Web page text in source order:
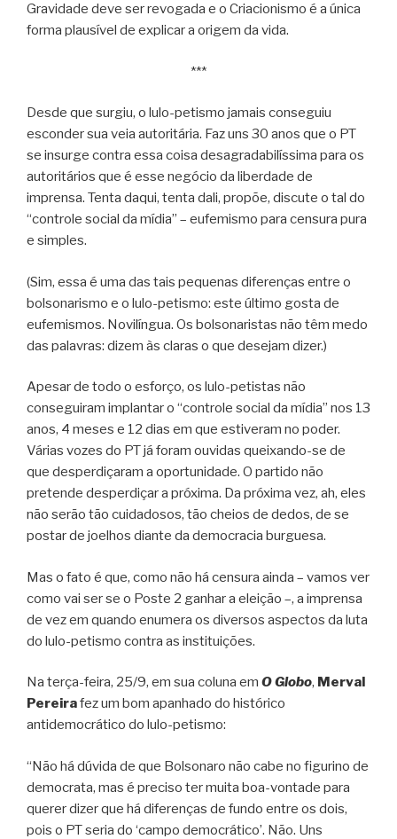
Gravidade deve ser revogada e o Criacionismo é a única
forma plausível de explicar a origem da vida.
***
Desde que surgiu, o lulo-petismo jamais conseguiu
esconder sua veia autoritária. Faz uns 30 anos que o PT
se insurge contra essa coisa desagradabilíssima para os
autoritários que é esse negócio da liberdade de
imprensa. Tenta daqui, tenta dali, propõe, discute o tal do
“controle social da mídia” – eufemismo para censura pura
e simples.
(Sim, essa é uma das tais pequenas diferenças entre o
bolsonarismo e o lulo-petismo: este último gosta de
eufemismos. Novilíngua. Os bolsonaristas não têm medo
das palavras: dizem às claras o que desejam dizer.)
Apesar de todo o esforço, os lulo-petistas não
conseguiram implantar o “controle social da mídia” nos 13
anos, 4 meses e 12 dias em que estiveram no poder.
Várias vozes do PT já foram ouvidas queixando-se de
que desperdiçaram a oportunidade. O partido não
pretende desperdiçar a próxima. Da próxima vez, ah, eles
não serão tão cuidadosos, tão cheios de dedos, de se
postar de joelhos diante da democracia burguesa.
Mas o fato é que, como não há censura ainda – vamos ver
como vai ser se o Poste 2 ganhar a eleição –, a imprensa
de vez em quando enumera os diversos aspectos da luta
do lulo-petismo contra as instituições.
Na terça-feira, 25/9, em sua coluna em O Globo, Merval
Pereirafez um bom apanhado do histórico
antidemocrático do lulo-petismo:
“Não há dúvida de que Bolsonaro não cabe no figurino de
democrata, mas é preciso ter muita boa-vontade para
querer dizer que há diferenças de fundo entre os dois,
pois o PT seria do ‘campo democrático’. Não. Uns